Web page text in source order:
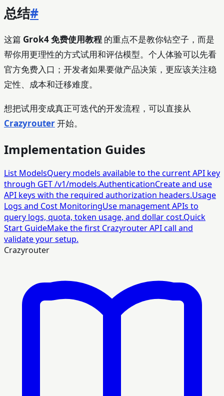
总结#
这篇 Grok4 免费使用教程 的重点不是教你钻空子，而是
帮你用更理性的方式试用和评估模型。个人体验可以先看
官方免费入口；开发者如果要做产品决策，更应该关注稳
定性、成本和迁移难度。
想把试用变成真正可迭代的开发流程，可以直接从
Crazyrouter开始。
Implementation Guides
List ModelsQuery models available to the current API key
through GET /v1/models.AuthenticationCreate and use
API keys with the required authorization headers.Usage
Logs and Cost MonitoringUse management APIs to
query logs, quota, token usage, and dollar cost.Quick
Start GuideMake the first Crazyrouter API call and
validate your setup.
Crazyrouter